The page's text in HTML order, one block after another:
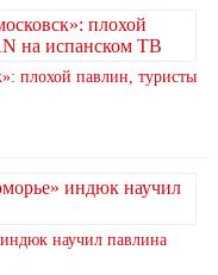
плохой павлин, туристы
научил павлина